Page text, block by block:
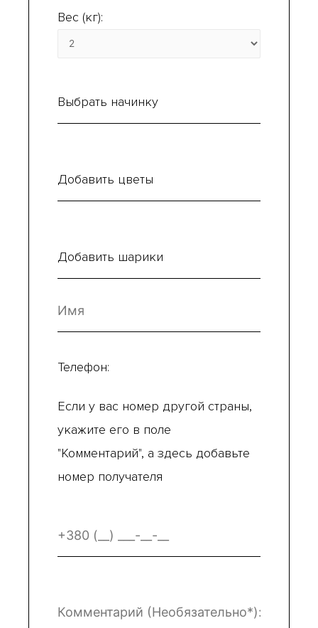
Вес (кг):
Выбрать начинку
Добавить цветы
Добавить шарики
Телефон:
Если у вас номер другой страны,
укажите его в поле
"Комментарий", а здесь добавьте
номер получателя